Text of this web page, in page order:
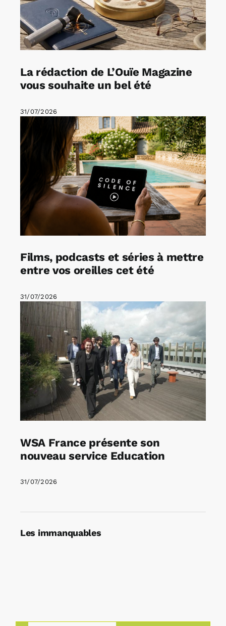
La rédaction de L’Ouïe Magazine
vous souhaite un bel été
31/07/2026
Films, podcasts et séries à mettre
entre vos oreilles cet été
31/07/2026
WSA France présente son
nouveau service Education
31/07/2026
Les immanquables